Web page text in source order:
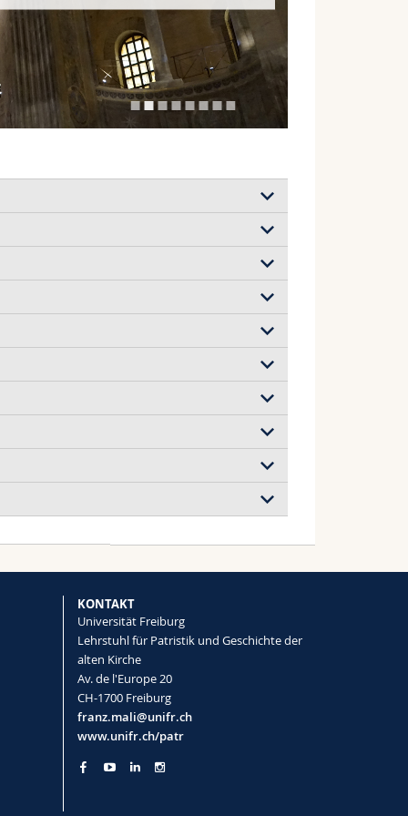
der
KONTAKT
Universität Freiburg
Lehrstuhl für Patristik und Geschichte der
alten Kirche
Av. de l'Europe 20
CH-1700 Freiburg
franz.mali@unifr.ch
www.unifr.ch/patr